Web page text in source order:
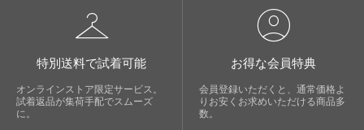
checkroom
特別送料で試着可能
オンラインストア限定サービス。
試着返品が集荷手配でスムーズ
に。
account_circle
お得な会員特典
会員登録いただくと、通常価格よ
りお安くお求めいただける商品多
数。